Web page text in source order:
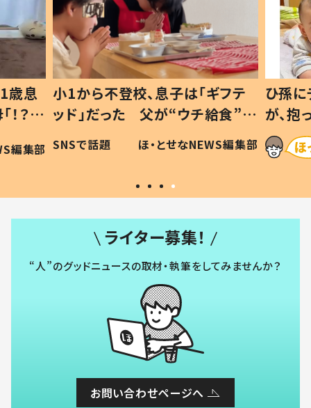
歳息
？」
編集部
小1から不登校、息子は「ギフテ
ッド」だった 父が“ウチ給食”を
作り続ける理由とは #令和の親
#令和の子
SNSで話題 ほ・とせなNEWS編集部
ひ孫
が、
「涙が
い」
ライター募集！
“人”のグッドニュースの取材・執筆をしてみませんか？
お問い合わせページへ